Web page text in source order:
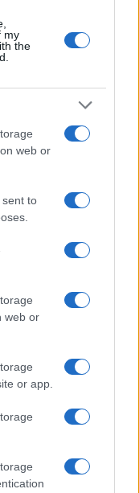
my
the
web or
to
web or
or app.
alle pressioni